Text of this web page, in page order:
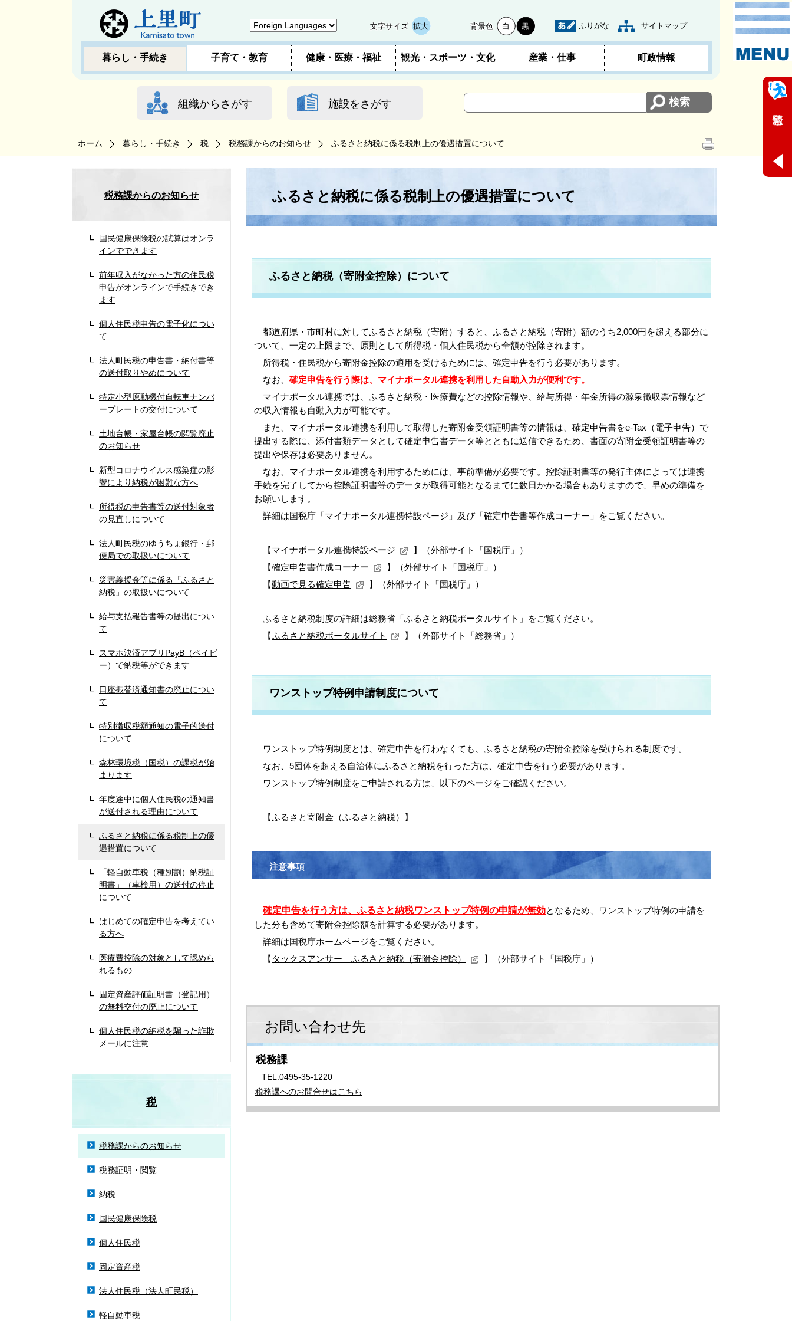
文字サイズ 拡大 背景色 白 黒 ふりがな サイトマップ
暮らし・手続き 子育て・教育 健康・医療・福祉 観光・スポーツ・文化 産業・仕事 町政情報
組織からさがす 施設をさがす
ホーム 暮らし・手続き 税 税務課からのお知らせ ふるさと納税に係る税制上の優遇措置について
税務課からのお知らせ
国民健康保険税の試算はオンラ
インでできます
前年収入がなかった方の住民税
申告がオンラインで手続きでき
ます
個人住民税申告の電子化につい
て
法人町民税の申告書・納付書等
の送付取りやめについて
特定小型原動機付自転車ナンバ
ープレートの交付について
土地台帳・家屋台帳の閲覧廃止
のお知らせ
新型コロナウイルス感染症の影
響により納税が困難な方へ
所得税の申告書等の送付対象者
の見直しについて
法人町民税のゆうちょ銀行・郵
便局での取扱いについて
災害義援金等に係る「ふるさと
納税」の取扱いについて
給与支払報告書等の提出につい
て
スマホ決済アプリPayB（ペイビ
ー）で納税等ができます
口座振替済通知書の廃止につい
て
特別徴収税額通知の電子的送付
について
森林環境税（国税）の課税が始
まります
年度途中に個人住民税の通知書
が送付される理由について
ふるさと納税に係る税制上の優
遇措置について
「軽自動車税（種別割）納税証
明書」（車検用）の送付の停止
について
はじめての確定申告を考えてい
る方へ
医療費控除の対象として認めら
れるもの
固定資産評価証明書（登記用）
の無料交付の廃止について
個人住民税の納税を騙った詐欺
メールに注意
税
税務課からのお知らせ
税務証明・閲覧
納税
国民健康保険税
個人住民税
固定資産税
法人住民税（法人町民税）
軽自動車税
ふるさと納税に係る税制上の優遇措置について
ふるさと納税（寄附金控除）について
都道府県・市町村に対してふるさと納税（寄附）すると、ふるさと納税（寄附）額のうち2,000円を超える部分に
ついて、一定の上限まで、原則として所得税・個人住民税から全額が控除されます。
所得税・住民税から寄附金控除の適用を受けるためには、確定申告を行う必要があります。
なお、 確定申告を行う際は、マイナポータル連携を利用した自動入力が便利です。
マイナポータル連携では、ふるさと納税・医療費などの控除情報や、給与所得・年金所得の源泉徴収票情報など
の収入情報も自動入力が可能です。
また、マイナポータル連携を利用して取得した寄附金受領証明書等の情報は、確定申告書をe-Tax（電子申告）で
提出する際に、添付書類データとして確定申告書データ等とともに送信できるため、書面の寄附金受領証明書等の
提出や保存は必要ありません。
なお、マイナポータル連携を利用するためには、事前準備が必要です。控除証明書等の発行主体によっては連携
手続を完了してから控除証明書等のデータが取得可能となるまでに数日かかる場合もありますので、早めの準備を
お願いします。
詳細は国税庁「マイナポータル連携特設ページ」及び「確定申告書等作成コーナー」をご覧ください。
【マイナポータル連携特設ページ
】（外部サイト「国税庁」）
【確定申告書作成コーナー
】（外部サイト「国税庁」）
【動画で見る確定申告 】（外部サイト「国税庁」）
ふるさと納税制度の詳細は総務省「ふるさと納税ポータルサイト」をご覧ください。
【ふるさと納税ポータルサイト 】（外部サイト「総務省」）
ワンストップ特例申請制度について
ワンストップ特例制度とは、確定申告を行わなくても、ふるさと納税の寄附金控除を受けられる制度です。
なお、5団体を超える自治体にふるさと納税を行った方は、確定申告を行う必要があります。
ワンストップ特例制度をご申請される方は、以下のページをご確認ください。
【ふるさと寄附金（ふるさと納税） 】
注意事項
確定申告を行う方は、ふるさと納税ワンストップ特例の申請が無効となるため、ワンストップ特例の申請を
した分も含めて寄附金控除額を計算する必要があります。
詳細は国税庁ホームページをご覧ください。
【 タックスアンサー ふるさと納税（寄附金控除） 】（外部サイト「国税庁」）
お問い合わせ先
税務課
TEL:0495-35-1220
税務課へのお問合せはこちら